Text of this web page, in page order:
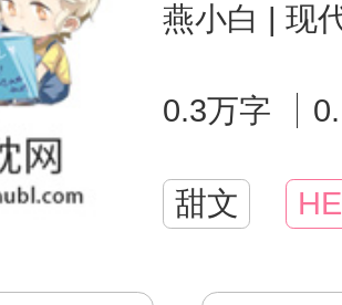
燕小白 | 现
0.3万字
甜文 HE